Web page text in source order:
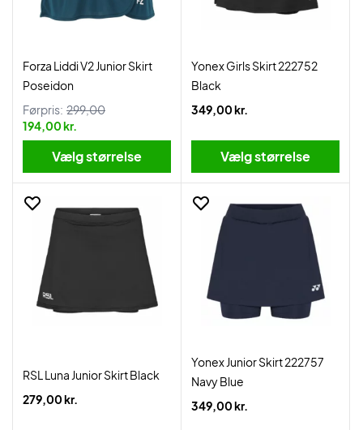
Forza Liddi V2 Junior Skirt
Poseidon
Førpris: 299,00
194,00 kr.
Vælg størrelse
Yonex Girls Skirt 222752
Black
349,00 kr.
Vælg størrelse
RSL Luna Junior Skirt Black
279,00 kr.
Yonex Junior Skirt 222757
Navy Blue
349,00 kr.